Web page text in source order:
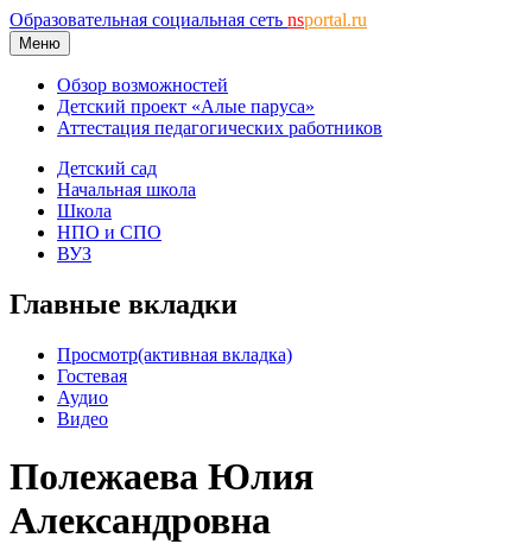
Образовательная социальная сеть nsportal.ru
Меню
Обзор возможностей
Детский проект «Алые паруса»
Аттестация педагогических работников
Детский сад
Начальная школа
Школа
НПО и СПО
ВУЗ
Главные вкладки
Просмотр(активная вкладка)
Гостевая
Аудио
Видео
Полежаева Юлия
Александровна